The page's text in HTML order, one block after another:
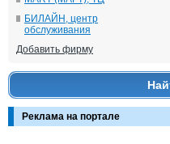
БИЛАЙН, центр
обслуживания
Добавить фирму
Реклама на портале